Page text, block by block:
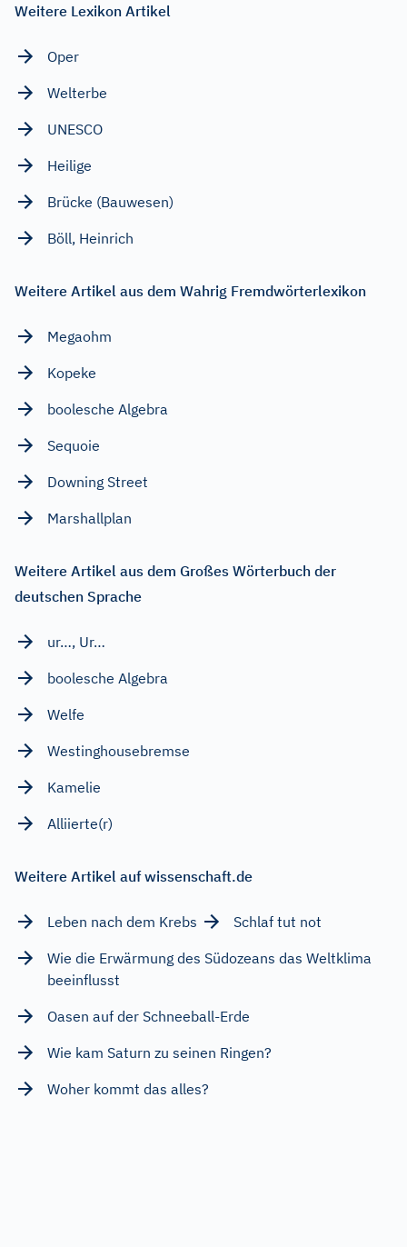
Weitere Lexikon Artikel
Oper
Welterbe
UNESCO
Heilige
Brücke (Bauwesen)
Böll, Heinrich
Weitere Artikel aus dem Wahrig Fremdwörterlexikon
Megaohm
Kopeke
boolesche Algebra
Sequoie
Downing Street
Marshallplan
Weitere Artikel aus dem Großes Wörterbuch der
deutschen Sprache
ur…, Ur…
boolesche Algebra
Welfe
Westinghousebremse
Kamelie
Alliierte(r)
Weitere Artikel auf wissenschaft.de
Leben nach dem Krebs
Schlaf tut not
Wie die Erwärmung des Südozeans das Weltklima
beeinflusst
Oasen auf der Schneeball-Erde
Wie kam Saturn zu seinen Ringen?
Woher kommt das alles?